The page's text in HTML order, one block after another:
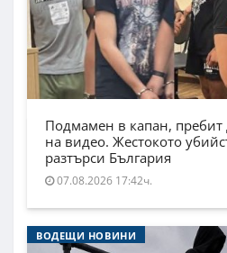
Подмамен в капан, пребит
на видео. Жестокото
разтърси България
07.08.2026 17:42ч.
ВОДЕЩИ НОВИНИ